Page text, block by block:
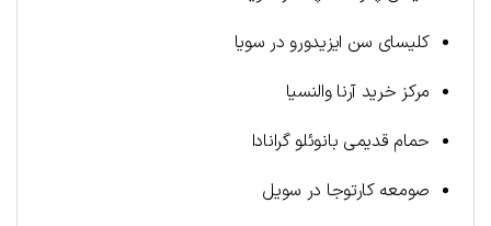
کلیسای سن ایزیدورو در سویا
مرکز خرید آرنا والنسیا
حمام قديمى بانوئلو گرانادا
صومعه کارتوجا در سویل